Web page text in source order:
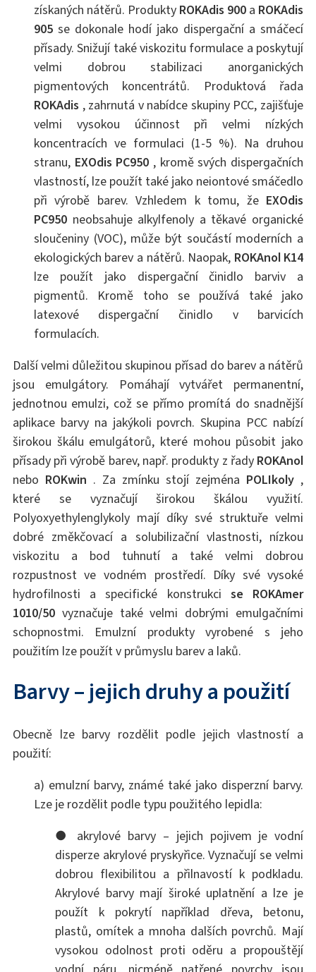
získaných nátěrů. Produkty ROKAdis 900 a ROKAdis
905se dokonale hodí jako dispergační a smáčecí
přísady. Snižují také viskozitu formulace a poskytují
velmi dobrou stabilizaci anorganických
pigmentových koncentrátů. Produktová řada
ROKAdis , zahrnutá v nabídce skupiny PCC, zajišťuje
velmi vysokou účinnost při velmi nízkých
koncentracích ve formulaci (1-5 %). Na druhou
stranu, EXOdis PC950 , kromě svých dispergačních
vlastností, lze použít také jako neiontové smáčedlo
při výrobě barev. Vzhledem k tomu, že EXOdis
PC950neobsahuje alkylfenoly a těkavé organické
sloučeniny (VOC), může být součástí moderních a
ekologických barev a nátěrů. Naopak, ROKAnol K14
lze použít jako dispergační činidlo barviv a
pigmentů. Kromě toho se používá také jako
latexové dispergační činidlo v barvicích
formulacích.
Další velmi důležitou skupinou přísad do barev a nátěrů
jsou emulgátory. Pomáhají vytvářet permanentní,
jednotnou emulzi, což se přímo promítá do snadnější
aplikace barvy na jakýkoli povrch. Skupina PCC nabízí
širokou škálu emulgátorů, které mohou působit jako
přísady při výrobě barev, např. produkty z řady ROKAnol
nebo ROKwin . Za zmínku stojí zejména POLIkoly ,
které se vyznačují širokou škálou využití.
Polyoxyethylenglykoly mají díky své struktuře velmi
dobré změkčovací a solubilizační vlastnosti, nízkou
viskozitu a bod tuhnutí a také velmi dobrou
rozpustnost ve vodném prostředí. Díky své vysoké
hydrofilnosti a specifické konstrukci se ROKAmer
1010/50vyznačuje také velmi dobrými emulgačními
schopnostmi. Emulzní produkty vyrobené s jeho
použitím lze použít v průmyslu barev a laků.
Barvy – jejich druhy a použití
Obecně lze barvy rozdělit podle jejich vlastností a
použití:
a) emulzní barvy, známé také jako disperzní barvy.
Lze je rozdělit podle typu použitého lepidla:
● akrylové barvy – jejich pojivem je vodní
disperze akrylové pryskyřice. Vyznačují se velmi
dobrou flexibilitou a přilnavostí k podkladu.
Akrylové barvy mají široké uplatnění a lze je
použít k pokrytí například dřeva, betonu,
plastů, omítek a mnoha dalších povrchů. Mají
vysokou odolnost proti oděru a propouštějí